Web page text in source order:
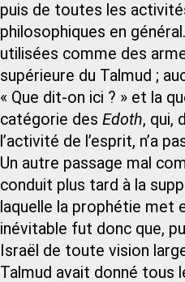
puis de toutes les
philosophiques en
utilisées comme des
supérieure du Talmud ;
« Que dit-on ici ? » et la
catégorie des Edoth, qui,
l’activité de l’esprit, n’a
Un autre passage mal
conduit plus tard à la
laquelle la prophétie met
inévitable fut donc que,
Israël de toute vision
Talmud avait donné tous